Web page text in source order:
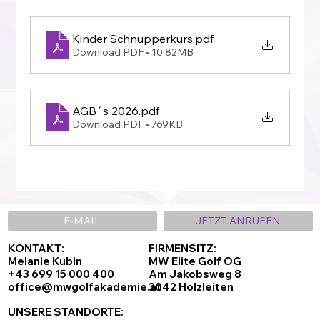
Kinder Schnupperkurs.pdf
Download PDF • 10.82MB
AGB´s 2026.pdf
Download PDF • 769KB
FIRMENSITZ:
MW Elite Golf OG
Am Jakobsweg 8
3042 Holzleiten
UNSERE STANDORTE:
KONTAKT:
Melanie Kubin
+43 699 15 000 400
office@mwgolfakademie.at
JETZT ANRUFEN
E-MAIL